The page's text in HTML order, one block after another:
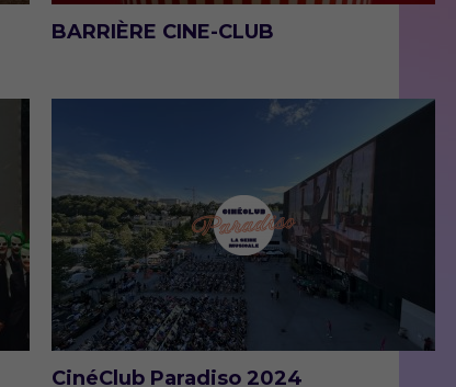
BARRIÈRE CINE-CLUB
CinéClub Paradiso 2024